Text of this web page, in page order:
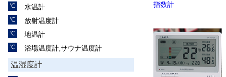
指数計
水温計
放射温度計
地温計
浴場温度計,サウナ温度計
温湿度計